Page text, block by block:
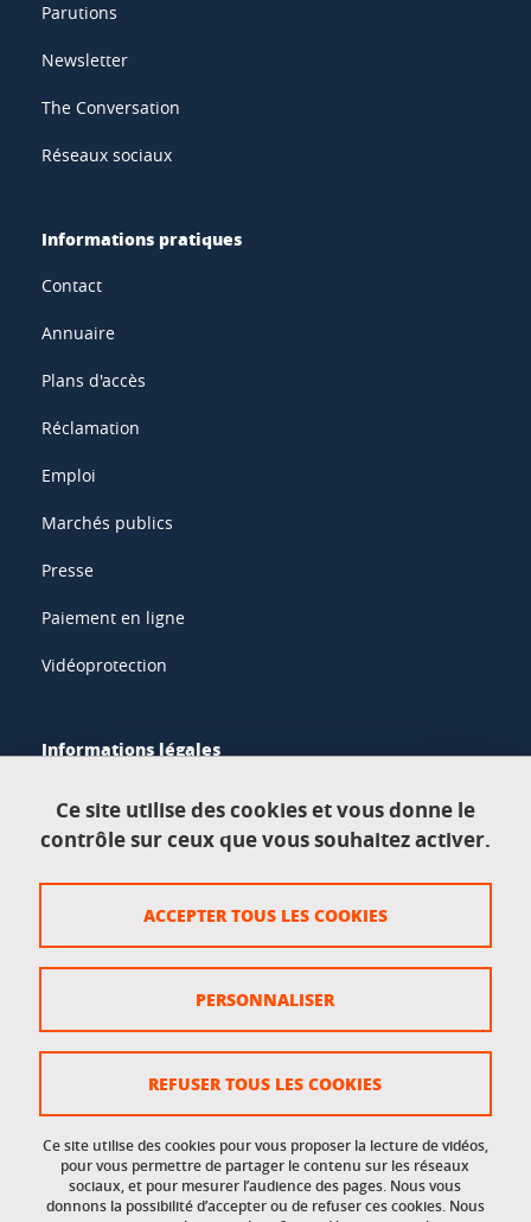
Parutions
Newsletter
The Conversation
Réseaux sociaux
Informations pratiques
Contact
Annuaire
Plans d'accès
Réclamation
Emploi
Marchés publics
Presse
Paiement en ligne
Vidéoprotection
Informations légales
Données personnelles
Crédits
Gestion des cookies
Accessibilité : non conforme
Accès réservés
Intranet des étudiants et des personnels
Ce site utilise des cookies et vous donne le
contrôle sur ceux que vous souhaitez activer.
Ce site utilise des cookies pour vous proposer la lecture de vidéos,
pour vous permettre de partager le contenu sur les réseaux
sociaux, et pour mesurer l’audience des pages. Nous vous
donnons la possibilité d’accepter ou de refuser ces cookies. Nous
ACCEPTER TOUS LES COOKIES
REFUSER TOUS LES COOKIES
PERSONNALISER